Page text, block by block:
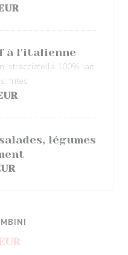
à l'italienne
stracciatella 100% lait
frites
légumes